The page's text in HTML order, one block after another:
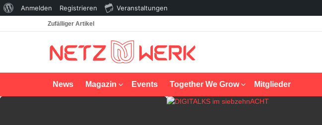
Zufälliger Artikel
News Magazin Events Together We Grow Mitglieder
Über
Anmelden Registrieren Veranstaltungen